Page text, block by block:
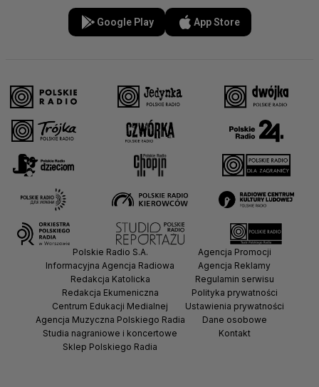
Google Play App Store
Polskie Radio S.A.
Informacyjna Agencja Radiowa
Redakcja Katolicka
Redakcja Ekumeniczna
Centrum Edukacji Medialnej
Agencja Muzyczna Polskiego Radia
Studia nagraniowe i koncertowe
Sklep Polskiego Radia
Agencja Promocji
Agencja Reklamy
Regulamin serwisu
Polityka prywatności
Ustawienia prywatności
Dane osobowe
Kontakt